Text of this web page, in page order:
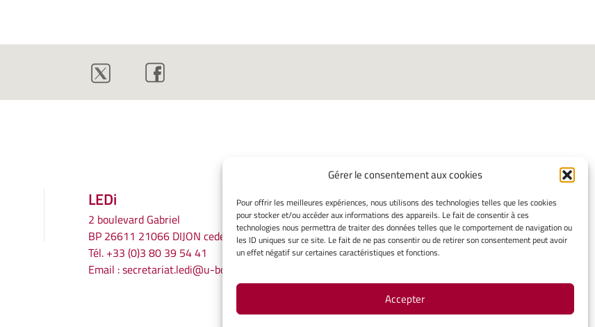
Gérer le consentement aux cookies
Pour offrir les meilleures expériences, nous utilisons des technologies telles que les cookies
pour stocker et/ou accéder aux informations des appareils. Le fait de consentir à ces
technologies nous permettra de traiter des données telles que le comportement de navigation ou
les ID uniques sur ce site. Le fait de ne pas consentir ou de retirer son consentement peut avoir
un effet négatif sur certaines caractéristiques et fonctions.
Accepter
LEDi
2 boulevard Gabriel
BP 26611 21066 DIJON cedex
Tél. +33 (0)3 80 39 54 41
Email :secretariat.ledi@u-bourgogne.fr
INFORMATIONS LÉGALES
Mentions légales
Gérer mes cookies
Politique de cookies
Avertissement